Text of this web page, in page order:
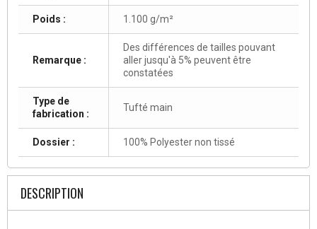
Poids : 1.100 g/m²
Remarque :
Des différences de tailles pouvant
aller jusqu'à 5% peuvent être
constatées
Type de
fabrication :
Tufté main
Dossier : 100% Polyester non tissé
DESCRIPTION